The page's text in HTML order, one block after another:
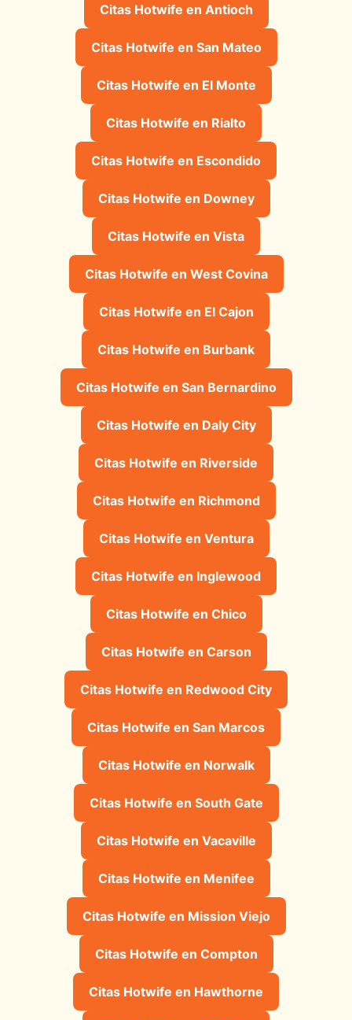
Citas Hotwife en Antioch
Citas Hotwife en San Mateo
Citas Hotwife en El Monte
Citas Hotwife en Rialto
Citas Hotwife en Escondido
Citas Hotwife en Downey
Citas Hotwife en Vista
Citas Hotwife en West Covina
Citas Hotwife en El Cajon
Citas Hotwife en Burbank
Citas Hotwife en San Bernardino
Citas Hotwife en Daly City
Citas Hotwife en Riverside
Citas Hotwife en Richmond
Citas Hotwife en Ventura
Citas Hotwife en Inglewood
Citas Hotwife en Chico
Citas Hotwife en Carson
Citas Hotwife en Redwood City
Citas Hotwife en San Marcos
Citas Hotwife en Norwalk
Citas Hotwife en South Gate
Citas Hotwife en Vacaville
Citas Hotwife en Menifee
Citas Hotwife en Mission Viejo
Citas Hotwife en Compton
Citas Hotwife en Hawthorne